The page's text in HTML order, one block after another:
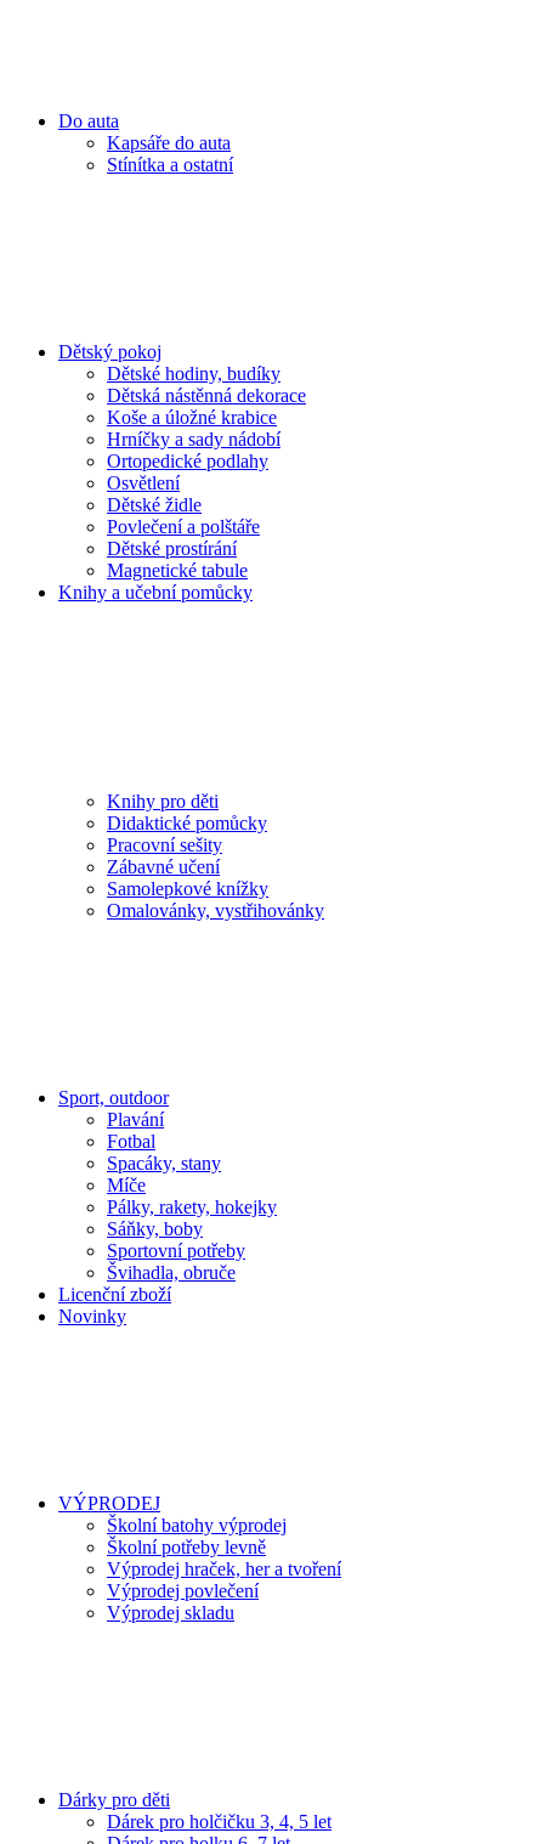
Do auta
Kapsáře do auta
Stínítka a ostatní
Dětský pokoj
Dětské hodiny, budíky
Dětská nástěnná dekorace
Koše a úložné krabice
Hrníčky a sady nádobí
Ortopedické podlahy
Osvětlení
Dětské židle
Povlečení a polštáře
Dětské prostírání
Magnetické tabule
Knihy a učební pomůcky
Knihy pro děti
Didaktické pomůcky
Pracovní sešity
Zábavné učení
Samolepkové knížky
Omalovánky, vystřihovánky
Sport, outdoor
Plavání
Fotbal
Spacáky, stany
Míče
Pálky, rakety, hokejky
Sáňky, boby
Sportovní potřeby
Švihadla, obruče
Licenční zboží
Novinky
VÝPRODEJ
Školní batohy výprodej
Školní potřeby levně
Výprodej hraček, her a tvoření
Výprodej povlečení
Výprodej skladu
Dárky pro děti
Dárek pro holčičku 3, 4, 5 let